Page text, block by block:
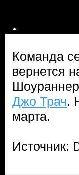
Команда
вернется
Джо Трач.
марта.
Источник: